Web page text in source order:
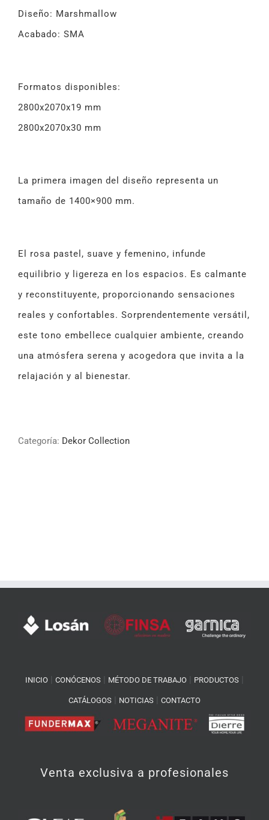
Diseño: Marshmallow
Acabado: SMA
Formatos disponibles:
2800x2070x19 mm
2800x2070x30 mm
La primera imagen del diseño representa un
tamaño de 1400×900 mm.
El rosa pastel, suave y femenino, infunde
equilibrio y ligereza en los espacios. Es calmante
y reconstituyente, proporcionando sensaciones
reales y confortables. Sorprendentemente versátil,
este tono embellece cualquier ambiente, creando
una atmósfera serena y acogedora que invita a la
relajación y al bienestar.
Categoría: Dekor Collection
INICIO | CONÓCENOS | MÉTODO DE TRABAJO | PRODUCTOS |
CATÁLOGOS | NOTICIAS | CONTACTO
Venta exclusiva a profesionales